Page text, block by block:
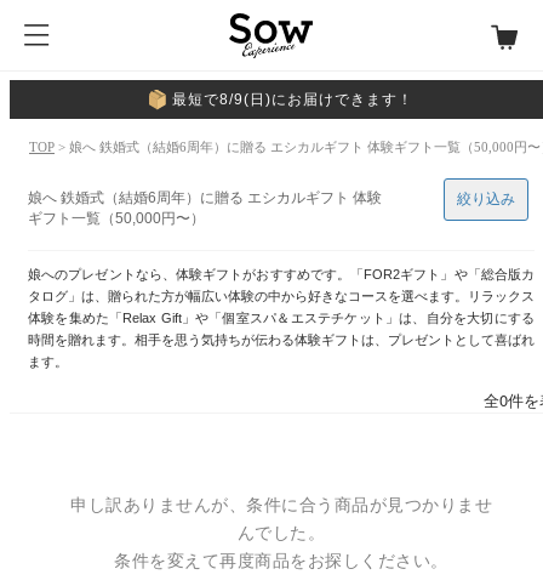
最短で8/9(日)にお届けできます！
TOP > 娘へ 鉄婚式（結婚6周年）に贈る エシカルギフト 体験ギフト一覧（50,000円〜
娘へ 鉄婚式（結婚6周年）に贈る エシカルギフト 体験
ギフト一覧（50,000円〜）
娘へのプレゼントなら、体験ギフトがおすすめです。「FOR2ギフト」や「総合版カ
タログ」は、贈られた方が幅広い体験の中から好きなコースを選べます。リラックス
体験を集めた「Relax Gift」や「個室スパ＆エステチケット」は、自分を大切にする
時間を贈れます。相手を思う気持ちが伝わる体験ギフトは、プレゼントとして喜ばれ
ます。
絞り込み
全0件
申し訳ありませんが、条件に合う商品が見つかりませ
んでした。
条件を変えて再度商品をお探しください。